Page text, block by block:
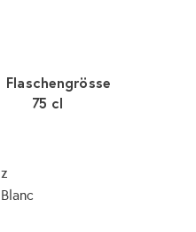
Flaschengrösse
75 cl